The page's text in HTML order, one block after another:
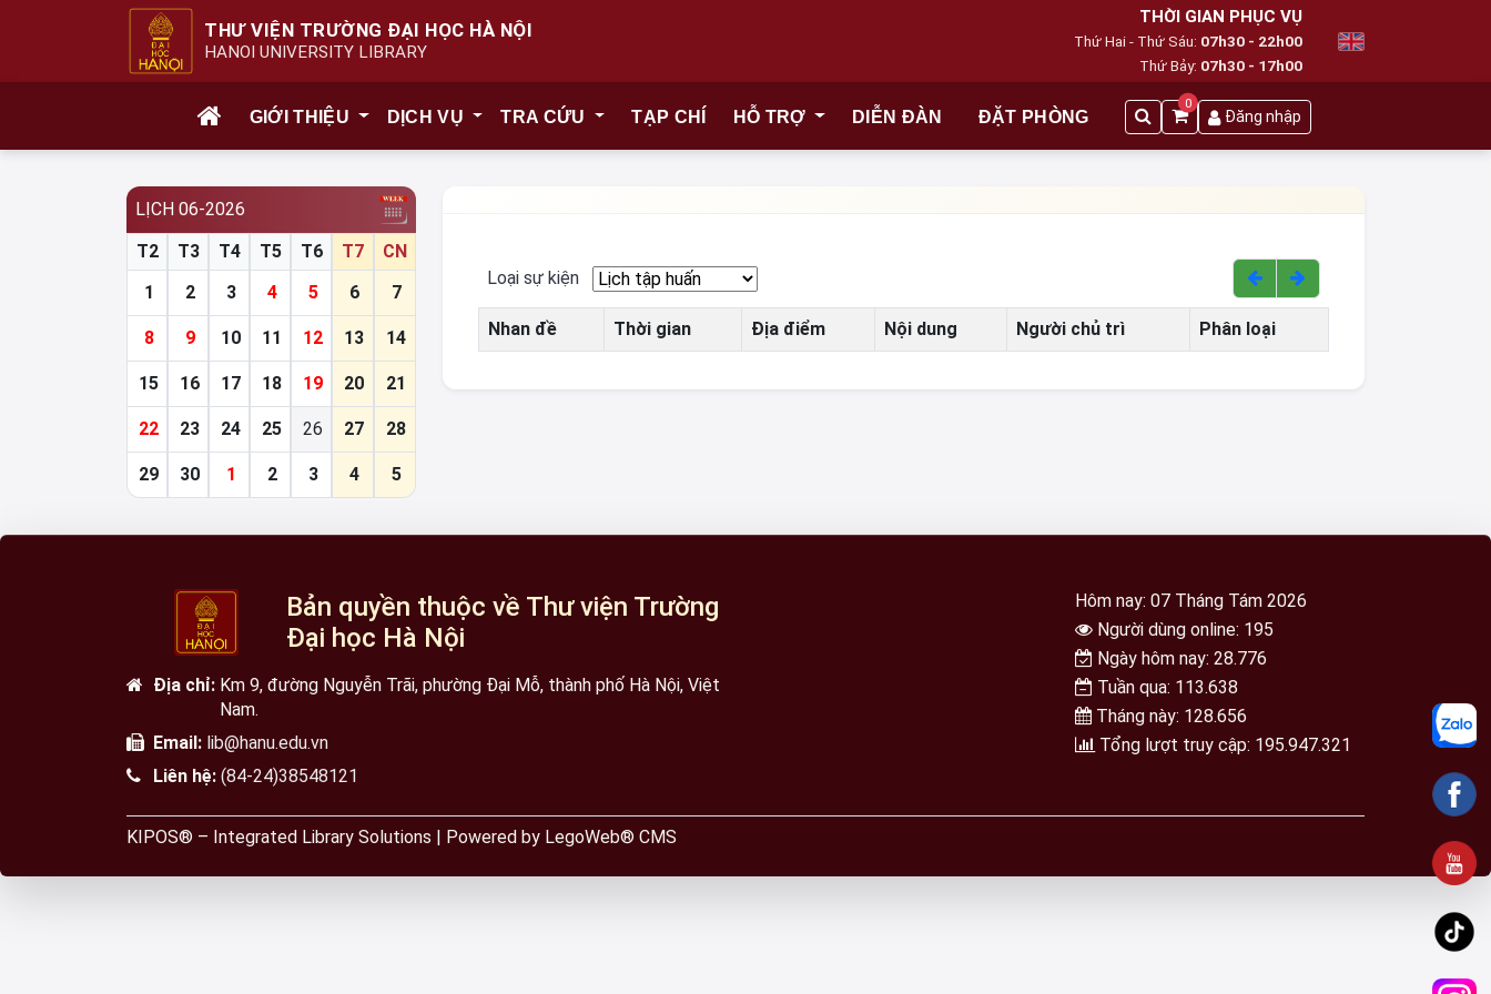
THƯ VIỆN TRƯỜNG ĐẠI HỌC HÀ NỘI
HANOI UNIVERSITY LIBRARY
THỜI GIAN PHỤC VỤ
Thứ Hai - Thứ Sáu: 07h30 - 22h00
Thứ Bảy: 07h30 - 17h00
GIỚI THIỆU DỊCH VỤ TRA CỨU TẠP CHÍ HỖ TRỢ DIỄN ĐÀN ĐẶT PHÒNG
0
Đăng nhập
LỊCH 06-2026
T2
T3 T4 T5 T6 T7
CN
1
2 3 4 5 6 7
8 9 10 11 12 13 14
15 16 17 18 19 20 21
22 23 24 25 26 27 28
29 30 1 2 3 4 5
Loại sự kiện
Nhan đề Thời gian Địa điểm Nội dung Người chủ trì Phân loại
Bản quyền thuộc về Thư viện Trường
Đại học Hà Nội
Địa chỉ: Km 9, đường Nguyễn Trãi, phường Đại Mỗ, thành phố Hà Nội, Việt
Nam.
Email: lib@hanu.edu.vn
Liên hệ: (84-24)38548121
Hôm nay: 07 Tháng Tám 2026
Người dùng online: 195
Ngày hôm nay: 28.776
Tuần qua: 113.638
Tháng này: 128.656
Tổng lượt truy cập: 195.947.321
KIPOS® – Integrated Library Solutions | Powered by LegoWeb® CMS